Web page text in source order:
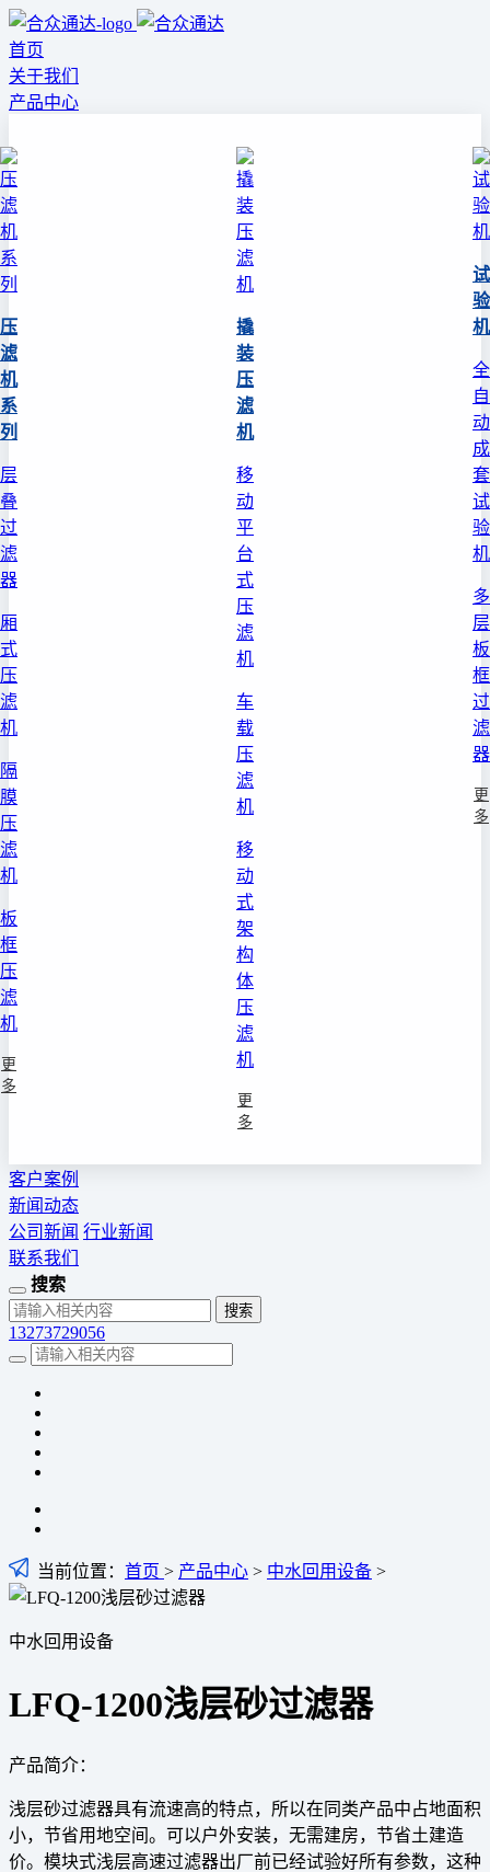
首页
关于我们
产品中心
压
滤
机
系
列
层
叠
过
滤
器
厢
式
压
滤
机
隔
膜
压
滤
机
板
框
压
滤
机
更
多
撬
装
压
滤
机
移
动
平
台
式
压
滤
机
车
载
压
滤
机
移
动
式
架
构
体
压
滤
机
更
多
试
验
机
全
自
动
成
套
试
验
机
多
层
板
框
过
滤
器
更
多
客户案例
新闻动态
公司新闻 行业新闻
联系我们
搜索
13273729056
当前位置： 首页 > 产品中心 > 中水回用设备 >
中水回用设备
LFQ-1200浅层砂过滤器
产品简介：
浅层砂过滤器具有流速高的特点，所以在同类产品中占地面积
小，节省用地空间。可以户外安装，无需建房，节省土建造
价。模块式浅层高速过滤器出厂前已经试验好所有参数，这种